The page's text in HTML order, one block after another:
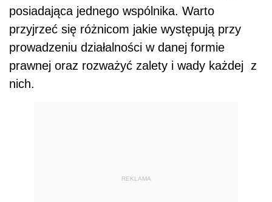
posiadająca jednego wspólnika. Warto
przyjrzeć się różnicom jakie występują przy
prowadzeniu działalności w danej formie
prawnej oraz rozważyć zalety i wady każdej z
nich.
REKLAMA